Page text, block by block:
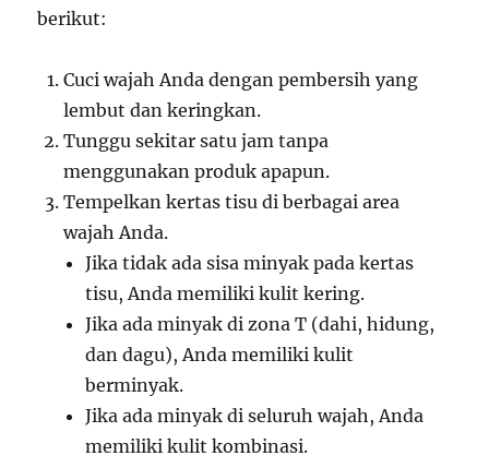
berikut:
Cuci wajah Anda dengan pembersih yang
lembut dan keringkan.
Tunggu sekitar satu jam tanpa
menggunakan produk apapun.
Tempelkan kertas tisu di berbagai area
wajah Anda.
Jika tidak ada sisa minyak pada kertas
tisu, Anda memiliki kulit kering.
Jika ada minyak di zona T (dahi, hidung,
dan dagu), Anda memiliki kulit
berminyak.
Jika ada minyak di seluruh wajah, Anda
memiliki kulit kombinasi.